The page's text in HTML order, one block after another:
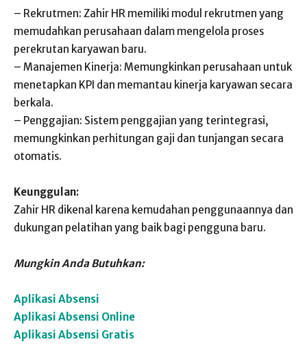
– Rekrutmen: Zahir HR memiliki modul rekrutmen yang
memudahkan perusahaan dalam mengelola proses
perekrutan karyawan baru.
– Manajemen Kinerja: Memungkinkan perusahaan untuk
menetapkan KPI dan memantau kinerja karyawan secara
berkala.
– Penggajian: Sistem penggajian yang terintegrasi,
memungkinkan perhitungan gaji dan tunjangan secara
otomatis.
Keunggulan:
Zahir HR dikenal karena kemudahan penggunaannya dan
dukungan pelatihan yang baik bagi pengguna baru.
Mungkin Anda Butuhkan:
Aplikasi Absensi
Aplikasi Absensi Online
Aplikasi Absensi Gratis